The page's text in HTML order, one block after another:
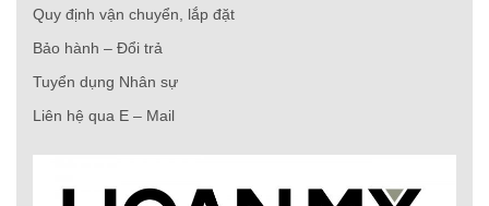
Quy định vận chuyển, lắp đặt
Bảo hành – Đổi trả
Tuyển dụng Nhân sự
Liên hệ qua E – Mail